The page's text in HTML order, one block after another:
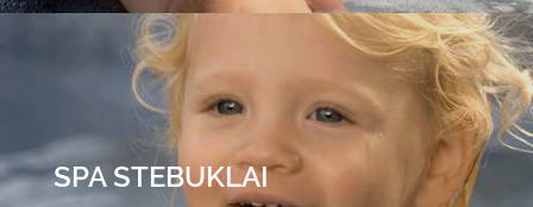
SPA STEBUKLAI